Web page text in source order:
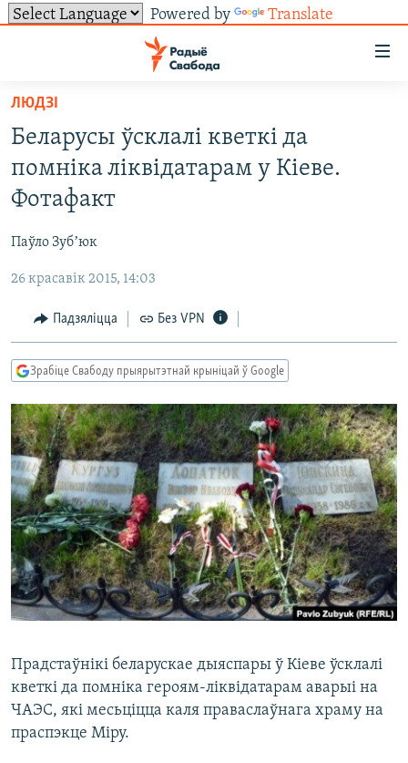
Powered by Translate
ўнівэрсальнага
доступу
Перайсьці
да
галоўнага
зьместу
Перайсьці
да
навігацыі
Перайсьці
пошуку
УСЕ НАВІНЫ
ВІДЭА І ФОТА
ПАЛІТЫКА
ЭКАНОМІКА
ВАЙНА
ПАЛІТВЯЗЬНІ
КУЛЬТУРА
КАЛЯНДАР
ТОЛЬКІ НА СВАБОДЗЕ
ГІСТОРЫЯ НА СВАБОДЗЕ
ПАДКАСТЫ
КНІГІ
PREMIUM
МОВА
НА ХВАЛЯХ СВАБОДЫ
СУВЯЗЬ
ПАДЗЯЛІЦЦА ІНФАРМАЦЫЯЙ
ПАДКАСТЫ
FACEBOOK
ЛЮДЗІ
Беларусы ўсклалі кветкі да
помніка ліквідатарам у Кіеве.
Фотафакт
Паўло Зубʼюк
26 красавік 2015, 14:03
Падзяліцца Без VPN
Зрабіце Свабоду прыярытэтнай крыніцай ў Google
Прадстаўнікі беларускае дыяспары ў Кіеве ўсклалі
кветкі да помніка героям-ліквідатарам аварыі на
ЧАЭС, які месьціцца каля праваслаўнага храму на
праспэкце Міру.